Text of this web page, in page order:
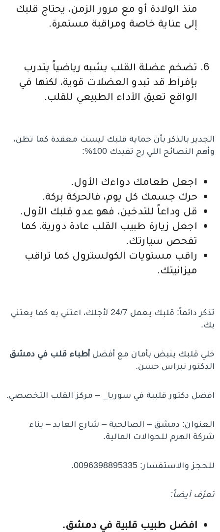
منذ الولادة أو مع مرور الزمن، يحتاج قلبك
إلى عناية خاصة ومراقبة مستمرة.
تضخم عضلة القلب يشبه رياضياً يتدرب
بإفراط قد تبدو العضلات قوية، لكنها في
الواقع تعيق الأداء الطبيعي للقلب.
الجدير بالذكر بأن حماية قلبك ليست معقدة كما تظن،
وأهم النصائح اللي رح تفيدك 100%:
اجعل طعامك دواءك الأول.
حرك جسمك كل يوم، فالحركة بركة.
قل وداعاً للتدخين، فهو عدو قلبك الأول.
اجعل زيارة طبيب القلب عادة دورية، كما
تفحص سيارتك.
راقب مستويات الكولسترول كما تراقب
ميزانيتك.
تذكر دائماً: قلبك يعمل 24/7 لأجلك، اعتني به كما يعتني
بك.
خلي قلبك ينبض بأمان مع أفضلأطباء قلب في دمشق
الدكتور نبراس حسن.
افضل دكتور قلبية في سوريا_ – مركز القلب التخصصي.
العنوان: دمشق – الصالحية – شارع العابد – بناء
شركة الهرم للحوالات المالية.
للحجز والاستفسار: 0096398895335.
تعرّف أيضاً:
افضل طبيب قلبية في دمشق.